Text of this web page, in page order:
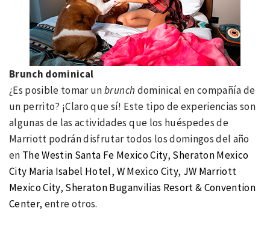
Brunch dominical
¿Es posible tomar unbrunch dominical en compañía de
un perrito? ¡Claro que sí! Este tipo de experiencias son
algunas de las actividades que los huéspedes de
Marriott podrán disfrutar todos los domingos del año
en The Westin Santa Fe Mexico City, Sheraton Mexico
City Maria Isabel Hotel, W Mexico City, JW Marriott
Mexico City, Sheraton Buganvilias Resort & Convention
Center, entre otros.